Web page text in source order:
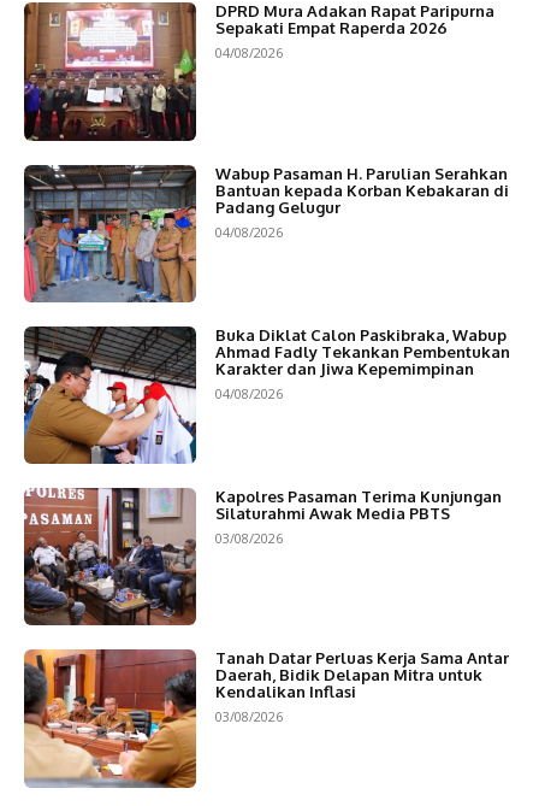
DPRD Mura Adakan Rapat Paripurna
Sepakati Empat Raperda 2026
04/08/2026
Wabup Pasaman H. Parulian Serahkan
Bantuan kepada Korban Kebakaran di
Padang Gelugur
04/08/2026
Buka Diklat Calon Paskibraka, Wabup
Ahmad Fadly Tekankan Pembentukan
Karakter dan Jiwa Kepemimpinan
04/08/2026
Kapolres Pasaman Terima Kunjungan
Silaturahmi Awak Media PBTS
03/08/2026
Tanah Datar Perluas Kerja Sama Antar
Daerah, Bidik Delapan Mitra untuk
Kendalikan Inflasi
03/08/2026